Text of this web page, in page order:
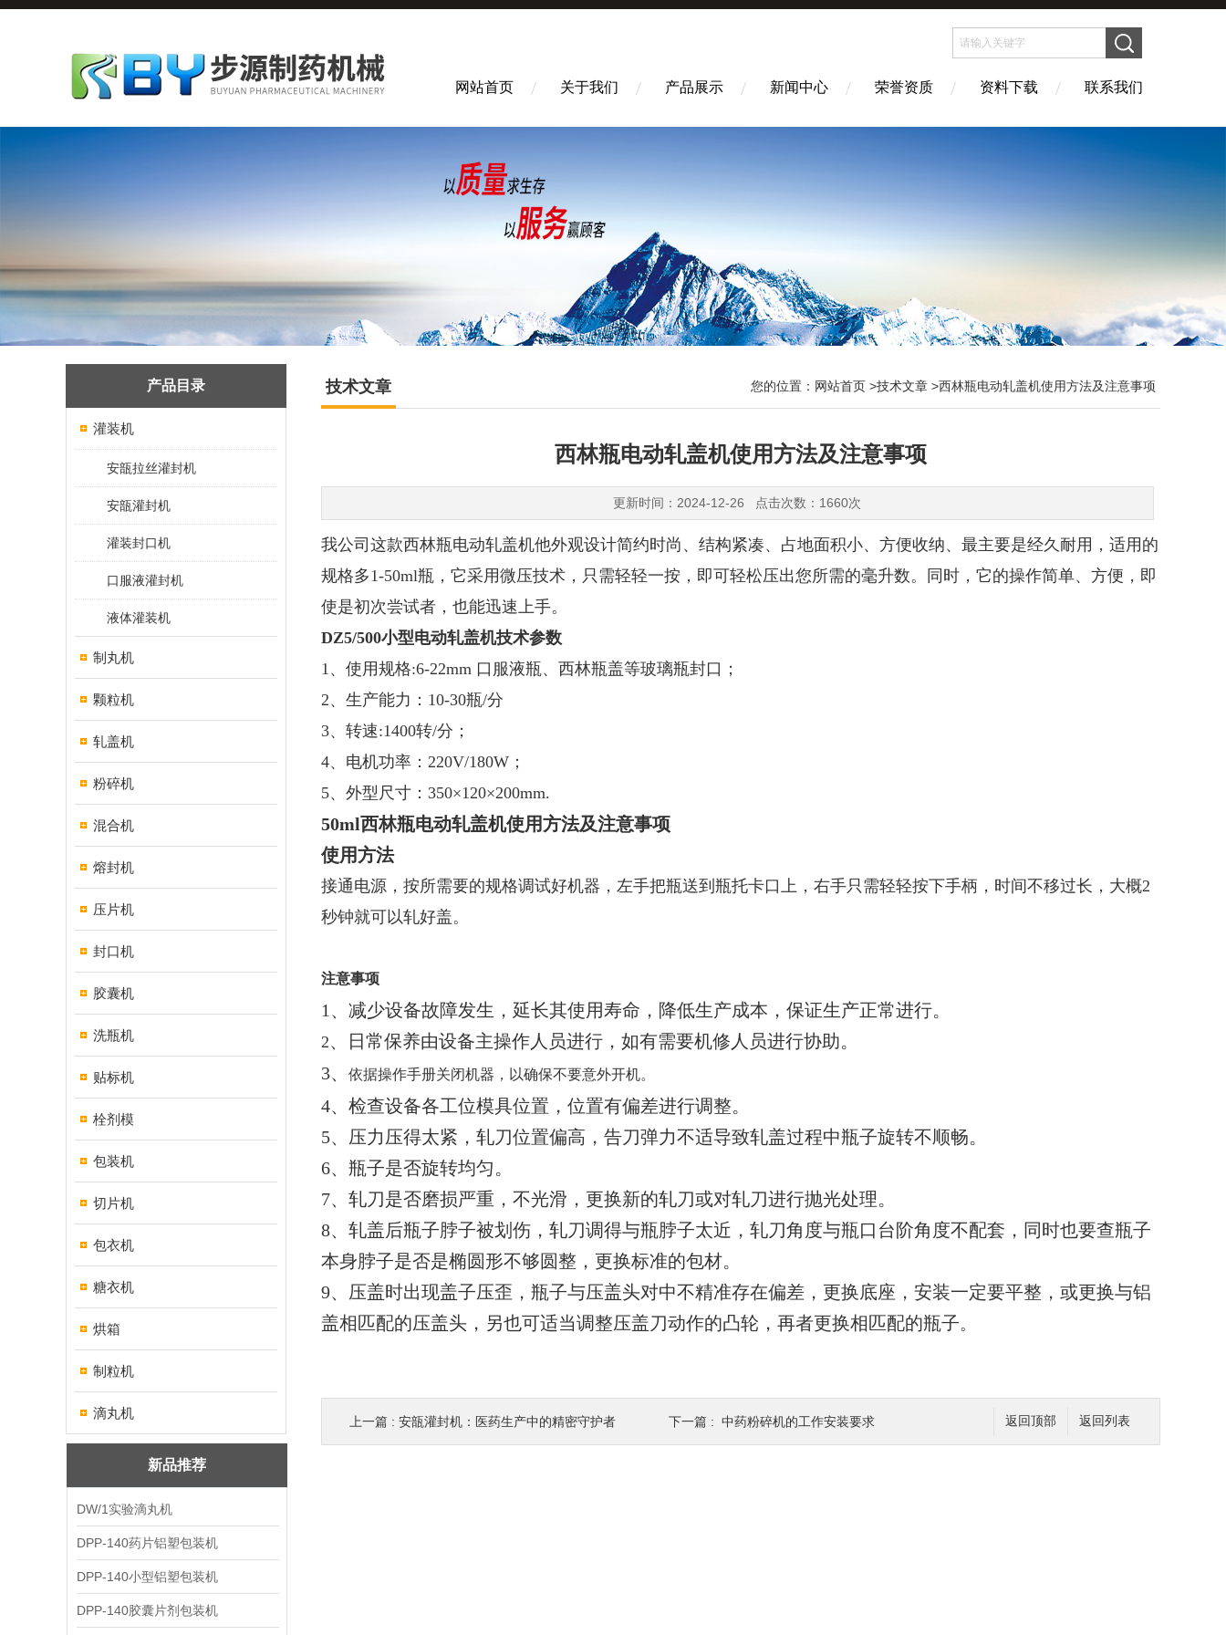
网站首页 关于我们 产品展示 新闻中心 荣誉资质 资料下载 联系我们
产品目录
灌装机
安瓿拉丝灌封机
安瓿灌封机
灌装封口机
口服液灌封机
液体灌装机
制丸机
颗粒机
轧盖机
粉碎机
混合机
熔封机
压片机
封口机
胶囊机
洗瓶机
贴标机
栓剂模
包装机
切片机
包衣机
糖衣机
烘箱
制粒机
滴丸机
新品推荐
DW/1实验滴丸机
DPP-140药片铝塑包装机
DPP-140小型铝塑包装机
DPP-140胶囊片剂包装机
技术文章 您的位置： 网站首页 >技术文章 >西林瓶电动轧盖机使用方法及注意事项
西林瓶电动轧盖机使用方法及注意事项
更新时间：2024-12-26 点击次数：1660次
我公司这款西林瓶电动轧盖机他外观设计简约时尚、结构紧凑、占地面积小、方便收纳、最主要是经久耐用，适用的
规格多1-50ml瓶，它采用微压技术，只需轻轻一按，即可轻松压出您所需的毫升数。同时，它的操作简单、方便，即
使是初次尝试者，也能迅速上手。
DZ5/500小型电动轧盖机技术参数
1、使用规格:6-22mm 口服液瓶、西林瓶盖等玻璃瓶封口；
2、生产能力：10-30瓶/分
3、转速:1400转/分；
4、电机功率：220V/180W；
5、外型尺寸：350×120×200mm.
50ml西林瓶电动轧盖机使用方法及注意事项
使用方法
接通电源，按所需要的规格调试好机器，左手把瓶送到瓶托卡口上，右手只需轻轻按下手柄，时间不移过长，大概2
秒钟就可以轧好盖。
注意事项
1、减少设备故障发生，延长其使用寿命，降低生产成本，保证生产正常进行。
2、日常保养由设备主操作人员进行，如有需要机修人员进行协助。
3、
依据操作手册关闭机器，以确保不要意外开机。
4、检查设备各工位模具位置，位置有偏差进行调整。
5、压力压得太紧，轧刀位置偏高，告刀弹力不适导致轧盖过程中瓶子旋转不顺畅。
6、瓶子是否旋转均匀。
7、轧刀是否磨损严重，不光滑，更换新的轧刀或对轧刀进行抛光处理。
8、轧盖后瓶子脖子被划伤，轧刀调得与瓶脖子太近，轧刀角度与瓶口台阶角度不配套，同时也要查瓶子
本身脖子是否是椭圆形不够圆整，更换标准的包材。
9、压盖时出现盖子压歪，瓶子与压盖头对中不精准存在偏差，更换底座，安装一定要平整，或更换与铝
盖相匹配的压盖头，另也可适当调整压盖刀动作的凸轮，再者更换相匹配的瓶子。
返回列表
返回顶部
上一篇 : 安瓿灌封机：医药生产中的精密守护者 下一篇 : 中药粉碎机的工作安装要求